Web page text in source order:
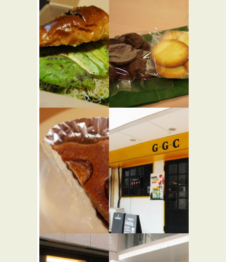
アームズ
テイクア
ウト＆デ
リバリー
クッキー
工房 リト
ルディッ
パー
カフェ・喫茶店